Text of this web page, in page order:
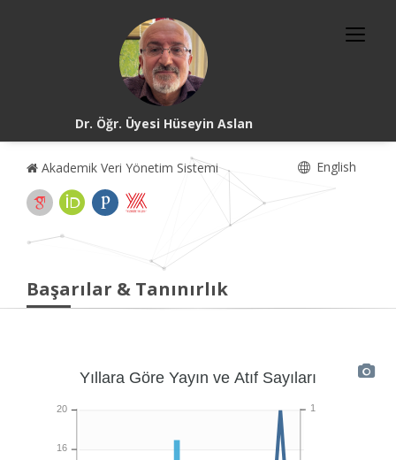
Dr. Öğr. Üyesi Hüseyin Aslan
Akademik Veri Yönetim Sistemi English
Başarılar & Tanınırlık
Yıllara Göre Yayın ve Atıf Sayıları
1
20
16